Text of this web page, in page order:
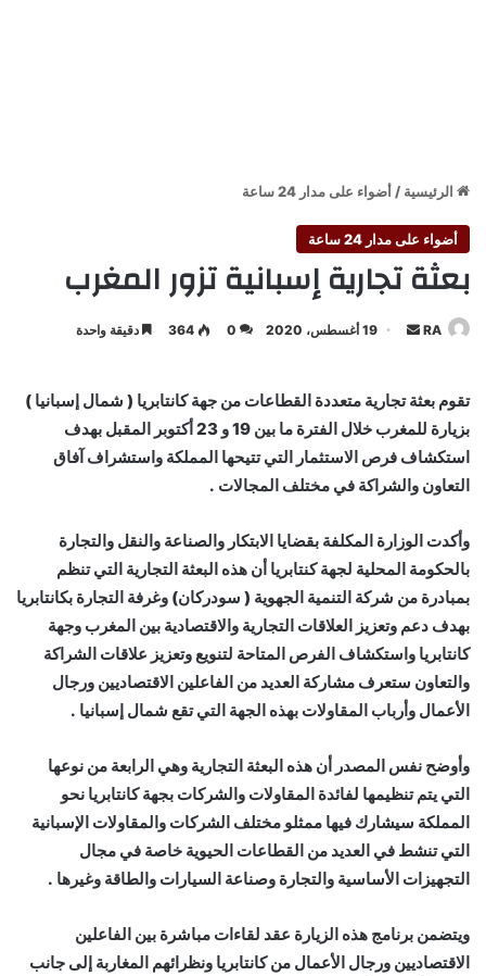
الرئيسية / أضواء على مدار 24 ساعة
أضواء على مدار 24 ساعة
بعثة تجارية إسبانية تزور المغرب
RA
أرسل 19 أغسطس، 2020 0
364 دقيقة واحدة
تقوم بعثة تجارية متعددة القطاعات من جهة كانتابريا ( شمال إسبانيا )
بزيارة للمغرب خلال الفترة ما بين 19 و 23 أكتوبر المقبل بهدف
استكشاف فرص الاستثمار التي تتيحها المملكة واستشراف آفاق
التعاون والشراكة في مختلف المجالات .
وأكدت الوزارة المكلفة بقضايا الابتكار والصناعة والنقل والتجارة
بالحكومة المحلية لجهة كنتابريا أن هذه البعثة التجارية التي تنظم
بمبادرة من شركة التنمية الجهوية ( سودركان) وغرفة التجارة بكانتابريا
بهدف دعم وتعزيز العلاقات التجارية والاقتصادية بين المغرب وجهة
كانتابريا واستكشاف الفرص المتاحة لتنويع وتعزيز علاقات الشراكة
والتعاون ستعرف مشاركة العديد من الفاعلين الاقتصاديين ورجال
الأعمال وأرباب المقاولات بهذه الجهة التي تقع شمال إسبانيا .
وأوضح نفس المصدر أن هذه البعثة التجارية وهي الرابعة من نوعها
التي يتم تنظيمها لفائدة المقاولات والشركات بجهة كانتابريا نحو
المملكة سيشارك فيها ممثلو مختلف الشركات والمقاولات الإسبانية
التي تنشط في العديد من القطاعات الحيوية خاصة في مجال
التجهيزات الأساسية والتجارة وصناعة السيارات والطاقة وغيرها .
ويتضمن برنامج هذه الزيارة عقد لقاءات مباشرة بين الفاعلين
الاقتصاديين ورجال الأعمال من كانتابريا ونظرائهم المغاربة إلى جانب